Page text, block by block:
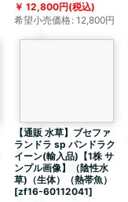
12,800円(税込)
希望小売価格: 12,800円
【通販 水草】ブセファ
ランドラ sp パンドラク
イーン(輸入品)【1株 サ
ンプル画像】（陰性水
草)（生体）（熱帯魚）
[zf16-60112041]